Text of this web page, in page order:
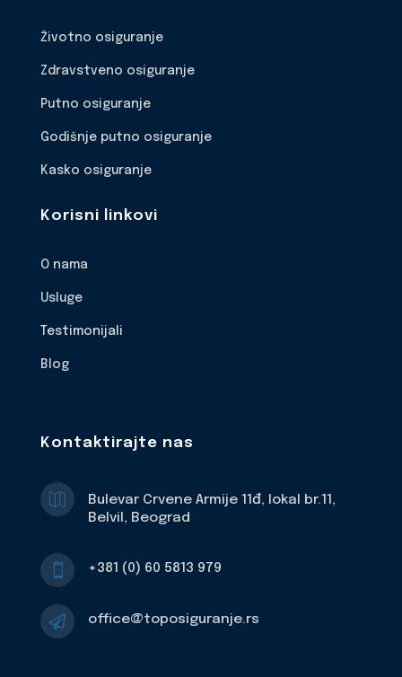
Životno osiguranje
Zdravstveno osiguranje
Putno osiguranje
Godišnje putno osiguranje
Kasko osiguranje
Korisni linkovi
O nama
Usluge
Testimonijali
Blog
Kontaktirajte nas

Bulevar Crvene Armije 11đ, lokal br.11,
Belvil, Beograd
 +381 (0) 60 5813 979
 office@toposiguranje.rs